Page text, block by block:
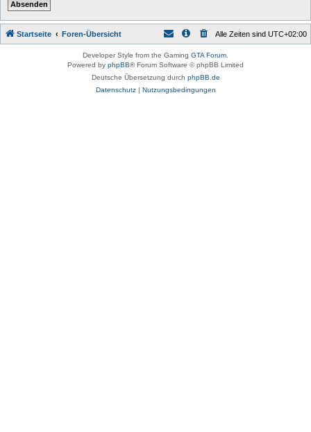
Startseite Foren-Übersicht Alle Zeiten sind UTC+02:00
Developer Style from the Gaming GTA Forum
Powered by phpBB® Forum Software © phpBB Limited
Deutsche Übersetzung durch phpBB.de
Datenschutz| Nutzungsbedingungen